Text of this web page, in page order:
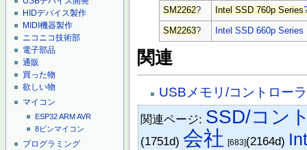
HIDデバイス製作
MIDI機器製作
ニコニコ技術部
電子部品
通販
買った物
欲しい物
マイコン
ESP32ARMAVR
8ピンマイコン
プログラミング
SM2262? Intel SSD 760p Series
SM2263? Intel SSD 660p Series
関連
USBメモリ/コントローラ
関連ページ: SSD/コン
(1751d)会社 [683](2164d)